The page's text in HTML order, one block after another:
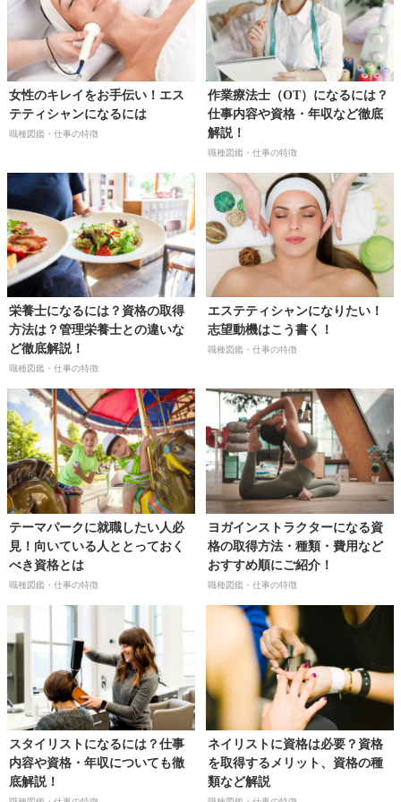
女性のキレイをお手伝い！エス
テティシャンになるには
職種図鑑・仕事の特徴
作業療法士（OT）になるには？
仕事内容や資格・年収など徹底
解説！
職種図鑑・仕事の特徴
栄養士になるには？資格の取得
方法は？管理栄養士との違いな
ど徹底解説！
職種図鑑・仕事の特徴
エステティシャンになりたい！
志望動機はこう書く！
職種図鑑・仕事の特徴
テーマパークに就職したい人必
見！向いている人ととっておく
べき資格とは
職種図鑑・仕事の特徴
ヨガインストラクターになる資
格の取得方法・種類・費用など
おすすめ順にご紹介！
職種図鑑・仕事の特徴
スタイリストになるには？仕事
内容や資格・年収についても徹
底解説！
ネイリストに資格は必要？資格
を取得するメリット、資格の種
類など解説